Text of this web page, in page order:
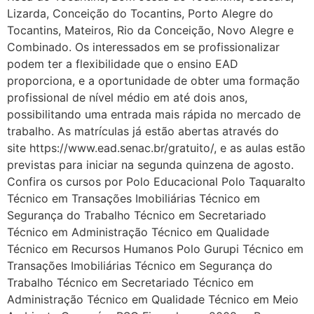
Lizarda, Conceição do Tocantins, Porto Alegre do
Tocantins, Mateiros, Rio da Conceição, Novo Alegre e
Combinado. Os interessados em se profissionalizar
podem ter a flexibilidade que o ensino EAD
proporciona, e a oportunidade de obter uma formação
profissional de nível médio em até dois anos,
possibilitando uma entrada mais rápida no mercado de
trabalho. As matrículas já estão abertas através do
site https://www.ead.senac.br/gratuito/, e as aulas estão
previstas para iniciar na segunda quinzena de agosto.
Confira os cursos por Polo Educacional Polo Taquaralto
Técnico em Transações Imobiliárias Técnico em
Segurança do Trabalho Técnico em Secretariado
Técnico em Administração Técnico em Qualidade
Técnico em Recursos Humanos Polo Gurupi Técnico em
Transações Imobiliárias Técnico em Segurança do
Trabalho Técnico em Secretariado Técnico em
Administração Técnico em Qualidade Técnico em Meio